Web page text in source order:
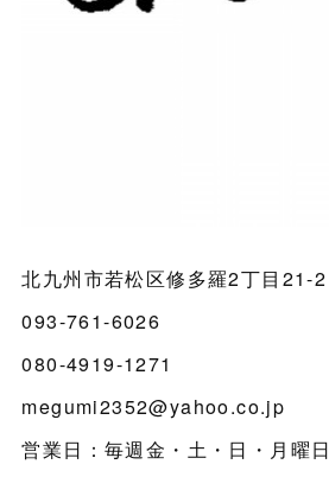
北九州市若松区修多羅2丁目21-2
093-761-6026
080-4919-1271
megumi2352@yahoo.co.jp
営業日：毎週金・土・日・月曜日